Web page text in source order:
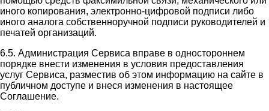
иного копирования, электронно-цифровой подписи либо
иного аналога собственноручной подписи руководителей и
печатей организаций.
6.5. Администрация Сервиса вправе в одностороннем
порядке внести изменения в условия предоставления
услуг Сервиса, разместив об этом информацию на сайте в
публичном доступе и внеся изменения в настоящее
Соглашение.